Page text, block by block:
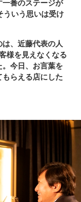
一番のステージが
ういう思いは受け
、近藤代表の人
様を見えなくなる
。今日、お言葉を
らえる店にした